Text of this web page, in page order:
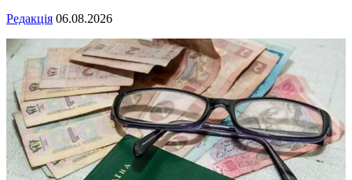
Редакція 06.08.2026